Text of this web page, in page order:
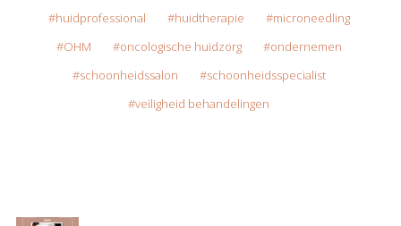
huidprofessional
huidtherapie
microneedling
OHM
oncologische huidzorg
ondernemen
schoonheidssalon
schoonheidsspecialist
veiligheid behandelingen